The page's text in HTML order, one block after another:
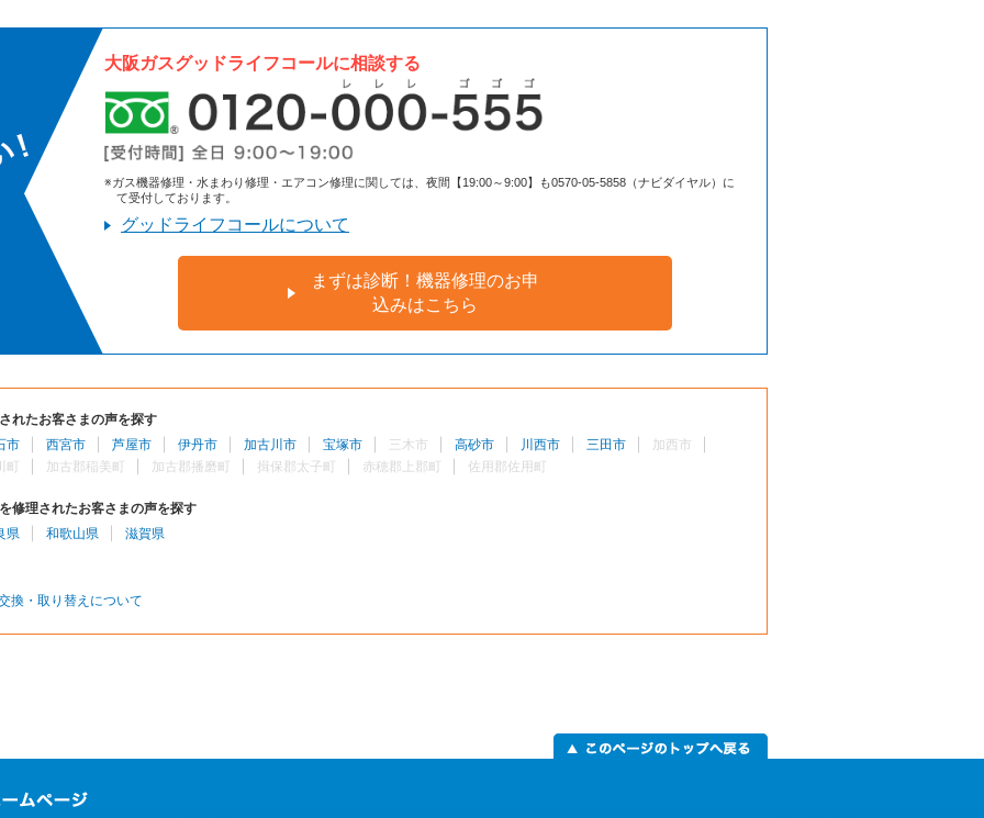
大阪ガスグッドライフコールに相談する
※ガス機器修理・水まわり修理・エアコン修理に関しては、夜間【19:00～9:00】も0570-05-5858（ナビダイヤル）に
て受付しております。
グッドライフコールについて
まずは診断！機器修理のお申
込みはこちら
れたお客さまの声を探す
市
西宮市 芦屋市 伊丹市 加古川市 宝塚市 三木市 高砂市 川西市 三田市
加西市
加古郡稲美町 加古郡播磨町 揖保郡太子町 赤穂郡上郡町 佐用郡佐用町
修理されたお客さまの声を探す
県
和歌山県 滋賀県
換・取り替えについて